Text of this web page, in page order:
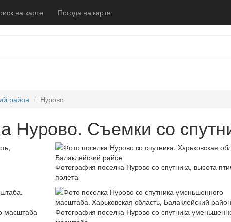
на карте Погода на карте
район Нурово
Нурово. Съемки со
Фотография поселка Нурово со спутника, высота
полета
масштаба
Фотография поселка Нурово со спутника